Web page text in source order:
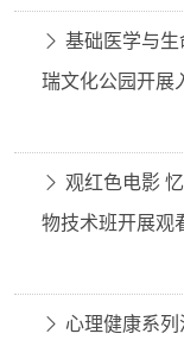
基础医学与生
瑞文化公园开展
观红色电影
物技术班开展观
心理健康系